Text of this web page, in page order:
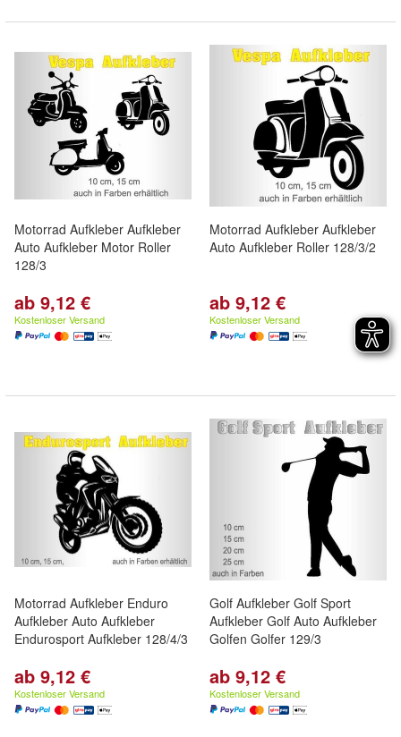
Motorrad Aufkleber Aufkleber
Auto Aufkleber Motor Roller
128/3
ab 9,12 €
Kostenloser Versand
Motorrad Aufkleber Aufkleber
Auto Aufkleber Roller 128/3/2
ab 9,12 €
Kostenloser Versand
Motorrad Aufkleber Enduro
Aufkleber Auto Aufkleber
Endurosport Aufkleber 128/4/3
ab 9,12 €
Kostenloser Versand
Golf Aufkleber Golf Sport
Aufkleber Golf Auto Aufkleber
Golfen Golfer 129/3
ab 9,12 €
Kostenloser Versand